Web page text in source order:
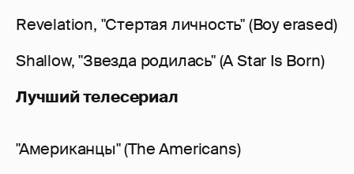
Revelation, "Стертая личность" (Boy erased)
Shallow, "Звезда родилась" (A Star Is Born)
Лучший телесериал
"Американцы" (The Americans)